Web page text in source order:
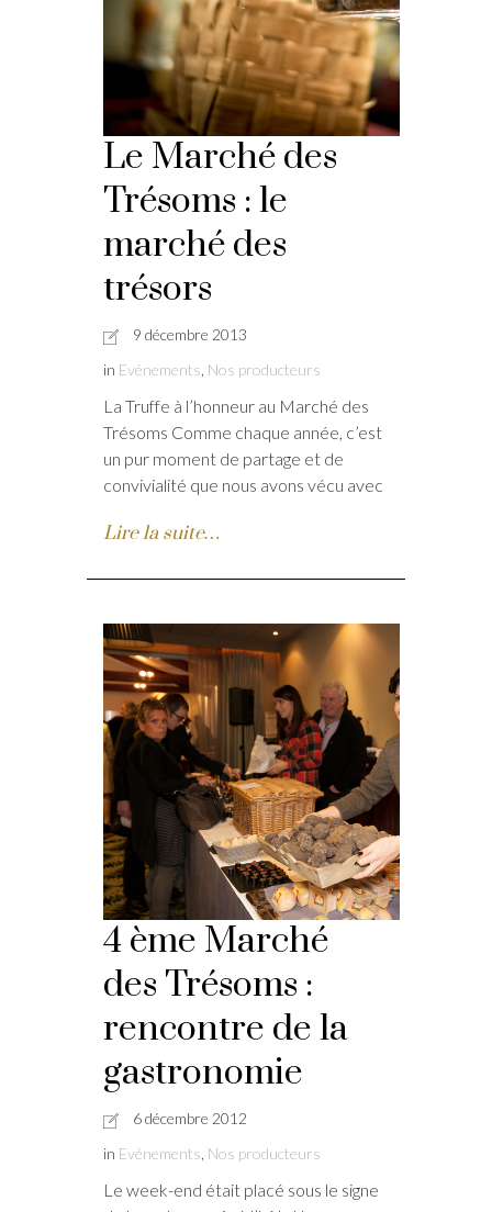
Le Marché des
Trésoms : le
marché des
trésors
9 décembre 2013
in Evénements, Nos producteurs
La Truffe à l’honneur au Marché des
Trésoms Comme chaque année, c’est
un pur moment de partage et de
convivialité que nous avons vécu avec
Lire la suite…
4 ème Marché
des Trésoms :
rencontre de la
gastronomie
6 décembre 2012
in Evénements, Nos producteurs
Le week-end était placé sous le signe